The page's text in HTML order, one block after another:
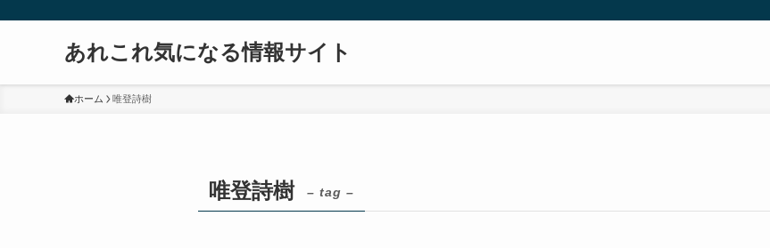
あれこれ気になる情報サイト
ホーム 唯登詩樹
唯登詩樹 – tag –